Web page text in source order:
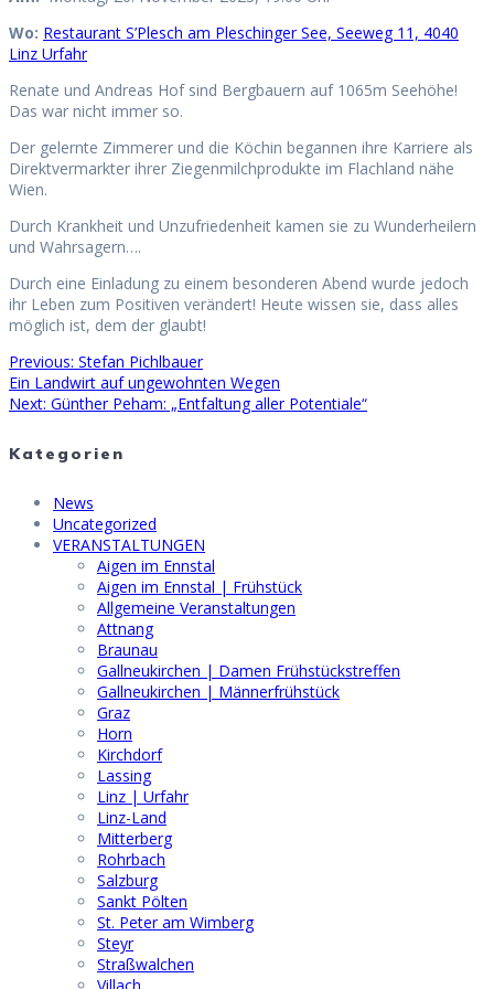
Wo: Restaurant S’Plesch am Pleschinger See, Seeweg 11, 4040
Linz Urfahr
Renate und Andreas Hof sind Bergbauern auf 1065m Seehöhe!
Das war nicht immer so.
Der gelernte Zimmerer und die Köchin begannen ihre Karriere als
Direktvermarkter ihrer Ziegenmilchprodukte im Flachland nähe
Wien.
Durch Krankheit und Unzufriedenheit kamen sie zu Wunderheilern
und Wahrsagern….
Durch eine Einladung zu einem besonderen Abend wurde jedoch
ihr Leben zum Positiven verändert! Heute wissen sie, dass alles
möglich ist, dem der glaubt!
Beitragsnavigation
Previous: Previous
post:
Stefan Pichlbauer
Ein Landwirt auf ungewohnten Wegen
Next: Next
Günther Peham: „Entfaltung aller Potentiale“
Kategorien
News
Uncategorized
VERANSTALTUNGEN
Aigen im Ennstal
Aigen im Ennstal | Frühstück
Allgemeine Veranstaltungen
Attnang
Braunau
Gallneukirchen | Damen Frühstückstreffen
Gallneukirchen | Männerfrühstück
Graz
Horn
Kirchdorf
Lassing
Linz | Urfahr
Linz-Land
Mitterberg
Rohrbach
Salzburg
Sankt Pölten
St. Peter am Wimberg
Steyr
Straßwalchen